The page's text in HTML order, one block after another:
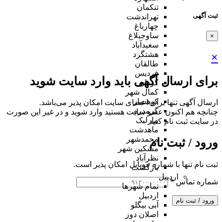
ثبت آگهی
×
×
برای ارسال آگهی باید وارد سایت شوید
ارسال آگهی تنها برای اعضای سایت امکان پذیر می‌باشد.
چنانچه هم‌ اکنون عضو سایت هستید وارد شوید و در غیر این صورت
در سایت ثبت نام کنید
ورود / ثبت نام
ثبت نام تنها با شماره موبایل امکان پذیر است.
شماره تماس*
ورود / ثبت نام
تنکمان
تهراندشت
چهارباغ
ساوجبلاغ
سعیدآباد
هشتگرد
طالقان
فردیس
کردان
کمال شهر
کوهسار
گرمدره
مارلیک
ماهدشت
محمدشهر
مشکین شهر
نظرآباد
بازگشت
اردبیل
تمام شهر‌ها
اردبیل
آبی بیگلو
اصلان دوز